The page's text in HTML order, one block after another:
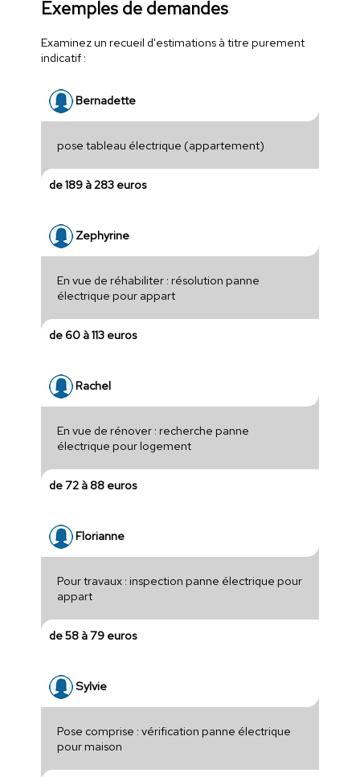
Exemples de demandes
Examinez un recueil d'estimations à titre purement
indicatif :
Bernadette
pose tableau électrique (appartement)
de 189 à 283 euros
Zephyrine
En vue de réhabiliter : résolution panne
électrique pour appart
de 60 à 113 euros
Rachel
En vue de rénover : recherche panne
électrique pour logement
de 72 à 88 euros
Florianne
Pour travaux : inspection panne électrique pour
appart
de 58 à 79 euros
Sylvie
Pose comprise : vérification panne électrique
pour maison